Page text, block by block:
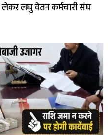
लेकर लघु वेतन कर्मचारी संघ